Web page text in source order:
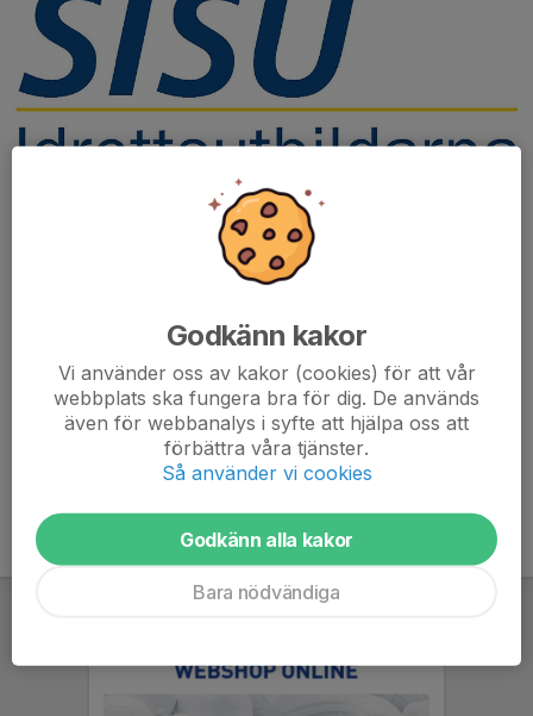
samarbetar medSISU Idrottsutbildarna
Vår ambition är att öka vårat samarbete så att vi ska kunna
utbilda ännu fler ledare, spelare och föräldrar under kommande
Vår kontakt på SISU är:
Linnéa Tyden Busck
0709-265881
linnea.tydenbusck@vgidrott.se
Godkänn kakor
Vi använder oss av kakor (cookies) för att vår
webbplats ska fungera bra för dig. De används
även för webbanalys i syfte att hjälpa oss att
förbättra våra tjänster.
Så använder vi cookies
Godkänn alla kakor
Bara nödvändiga